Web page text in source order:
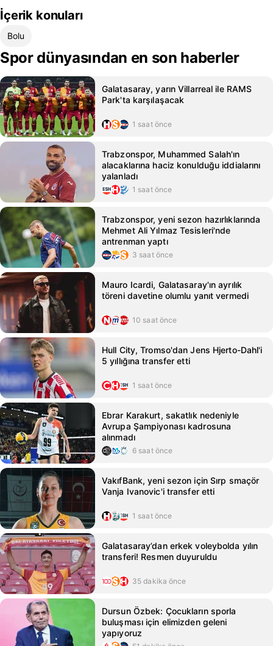
İçerik konuları
Bolu
Spor dünyasından en son haberler
Galatasaray, yarın Villarreal ile RAMS
Park'ta karşılaşacak
1 saat önce
Trabzonspor, Muhammed Salah'ın
alacaklarına haciz konulduğu iddialarını
yalanladı
1 saat önce
Trabzonspor, yeni sezon hazırlıklarında
Mehmet Ali Yılmaz Tesisleri'nde
antrenman yaptı
3 saat önce
Mauro Icardi, Galatasaray'ın ayrılık
töreni davetine olumlu yanıt vermedi
10 saat önce
Hull City, Tromso'dan Jens Hjerto-Dahl'i
5 yıllığına transfer etti
1 saat önce
Ebrar Karakurt, sakatlık nedeniyle
Avrupa Şampiyonası kadrosuna
alınmadı
6 saat önce
VakıfBank, yeni sezon için Sırp smaçör
Vanja Ivanovic'i transfer etti
1 saat önce
Galatasaray’dan erkek voleybolda yılın
transferi! Resmen duyuruldu
35 dakika önce
Dursun Özbek: Çocukların sporla
buluşması için elimizden geleni
yapıyoruz